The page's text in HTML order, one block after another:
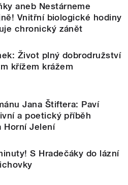
aneb Nestárneme
Vnitřní biologické hodiny
chronický zánět
Život plný dobrodružství
křížem krážem
Jana Štiftera: Paví
a poetický příběh
Horní Jelení
S Hradečáky do lázní